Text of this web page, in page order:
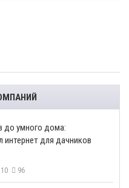
до умного дома:
интернет для дачников
96